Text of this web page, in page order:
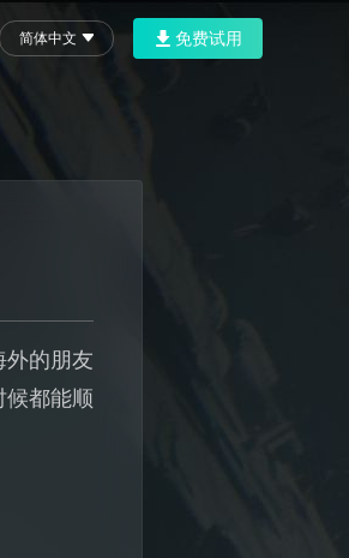
简体中文 免费试用
外的朋友
候都能顺